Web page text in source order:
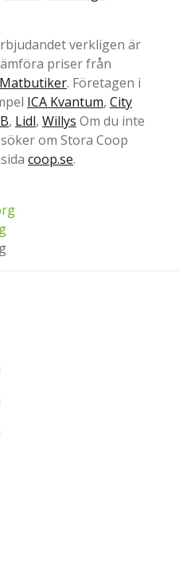
verkligen är
priser från
Matbutiker. Företagen i
ICA Kvantum, City
, Lidl, Willys Om du inte
om Stora Coop
coop.se.